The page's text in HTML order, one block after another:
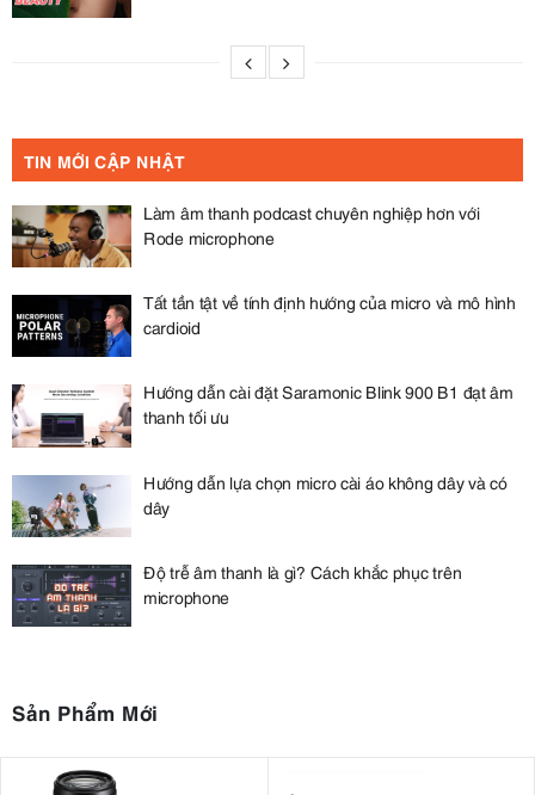
TIN MỚI CẬP NHẬT
Làm âm thanh podcast chuyên nghiệp hơn với
Rode microphone
Tất tần tật về tính định hướng của micro và mô hình
cardioid
Hướng dẫn cài đặt Saramonic Blink 900 B1 đạt âm
thanh tối ưu
Hướng dẫn lựa chọn micro cài áo không dây và có
dây
Độ trễ âm thanh là gì? Cách khắc phục trên
microphone
Sản Phẩm Mới